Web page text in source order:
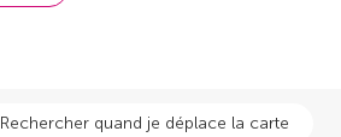
Rechercher quand je déplace la carte